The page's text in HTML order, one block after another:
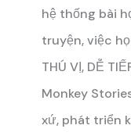
hệ thống bài
truyện, việc
THÚ VỊ, DỄ
Monkey
xứ, phát triển